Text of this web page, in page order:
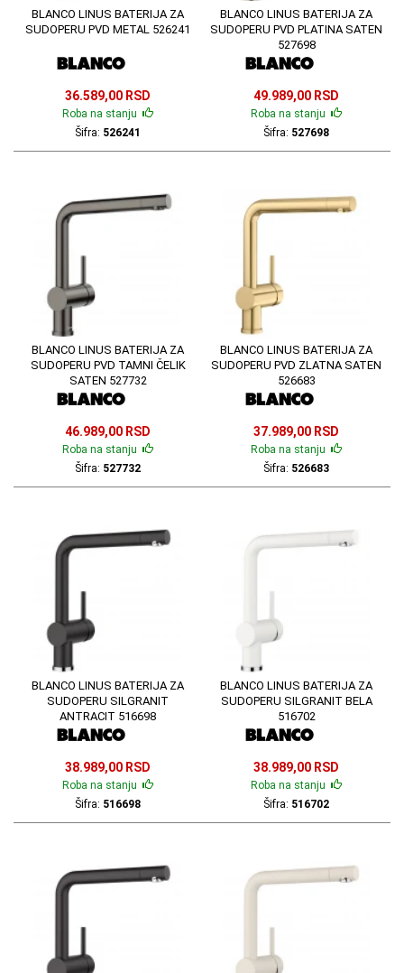
BLANCO LINUS BATERIJA ZA
SUDOPERU PVD METAL 526241
36.589,00 RSD
Roba na stanju
Šifra: 526241
BLANCO LINUS BATERIJA ZA
SUDOPERU PVD PLATINA SATEN
527698
49.989,00 RSD
Roba na stanju
Šifra: 527698
BLANCO LINUS BATERIJA ZA
SUDOPERU PVD TAMNI ČELIK
SATEN 527732
46.989,00 RSD
Roba na stanju
Šifra: 527732
BLANCO LINUS BATERIJA ZA
SUDOPERU PVD ZLATNA SATEN
526683
37.989,00 RSD
Roba na stanju
Šifra: 526683
BLANCO LINUS BATERIJA ZA
SUDOPERU SILGRANIT
ANTRACIT 516698
38.989,00 RSD
Roba na stanju
Šifra: 516698
BLANCO LINUS BATERIJA ZA
SUDOPERU SILGRANIT BELA
516702
38.989,00 RSD
Roba na stanju
Šifra: 516702